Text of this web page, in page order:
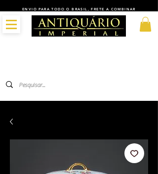
ENVIO PARA TODO O BRASIL, FRETE A COMBINAR